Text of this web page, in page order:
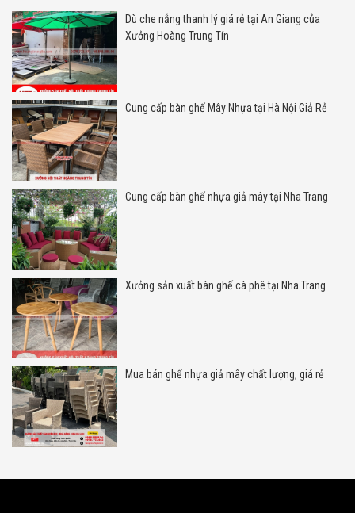
Dù che nắng thanh lý giá rẻ tại An Giang của
Xưởng Hoàng Trung Tín
Cung cấp bàn ghế Mây Nhựa tại Hà Nội Giả Rẻ
Cung cấp bàn ghế nhựa giả mây tại Nha Trang
Xưởng sản xuất bàn ghế cà phê tại Nha Trang
Mua bán ghế nhựa giả mây chất lượng, giá rẻ